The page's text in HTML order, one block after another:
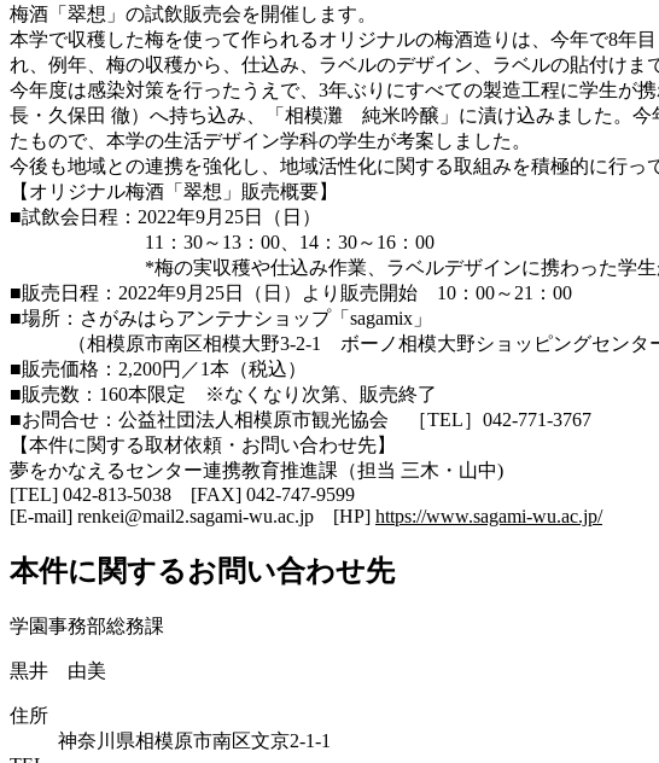
梅酒「翠想」の試飲販売会を開催します。
本学で収穫した梅を使って作られるオリジナルの梅酒造りは、今年で8年
れ、例年、梅の収穫から、仕込み、ラベルのデザイン、ラベルの貼付けま
今年度は感染対策を行ったうえで、3年ぶりにすべての製造工程に学生が
長・久保田 徹）へ持ち込み、「相模灘 純米吟醸」に漬け込みました。
たもので、本学の生活デザイン学科の学生が考案しました。
今後も地域との連携を強化し、地域活性化に関する取組みを積極的に行っ
【オリジナル梅酒「翠想」販売概要】
■試飲会日程：2022年9月25日（日）
11：30～13：00、14：30～16：00
*梅の実収穫や仕込み作業、ラベルデザインに携わった学生が
■販売日程：2022年9月25日（日）より販売開始 10：00～21：00
■場所：さがみはらアンテナショップ「sagamix」
（相模原市南区相模大野3-2-1 ボーノ相模大野ショッピングセンター
■販売価格：2,200円／1本（税込）
■販売数：160本限定 ※なくなり次第、販売終了
■お問合せ：公益社団法人相模原市観光協会 ［TEL］042-771-3767
【本件に関する取材依頼・お問い合わせ先】
夢をかなえるセンター連携教育推進課（担当 三木・山中)
[TEL] 042-813-5038 [FAX] 042-747-9599
[E-mail] renkei@mail2.sagami-wu.ac.jp [HP] https://www.sagami-wu.ac.jp/
本件に関するお問い合わせ先
学園事務部総務課
黒井 由美
住所
神奈川県相模原市南区文京2-1-1